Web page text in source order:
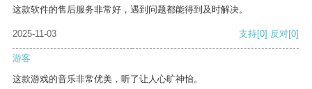
这款软件的售后服务非常好，遇到问题都能得到及时解决。
2025-11-03 支持[0] 反对[0]
游客
这款游戏的音乐非常优美，听了让人心旷神怡。